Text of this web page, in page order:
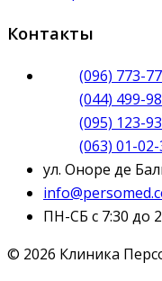
Контакты
(096) 773-
(044) 499-
(095) 123-
(063) 01-
ул. Оноре де
ПН-СБ с 7:30 до
© 2026 Клиника